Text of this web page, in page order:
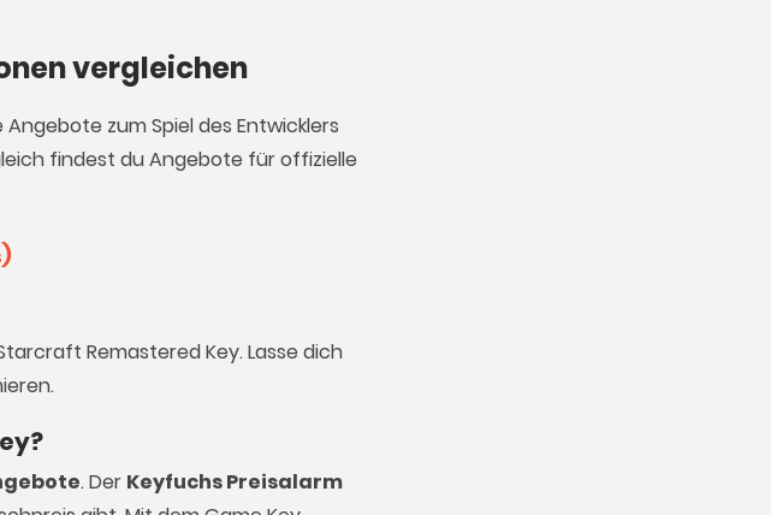
vergleichen
zum Spiel des Entwicklers
findest du Angebote für offizielle
Remastered Key. Lasse dich
. Der Keyfuchs Preisalarm